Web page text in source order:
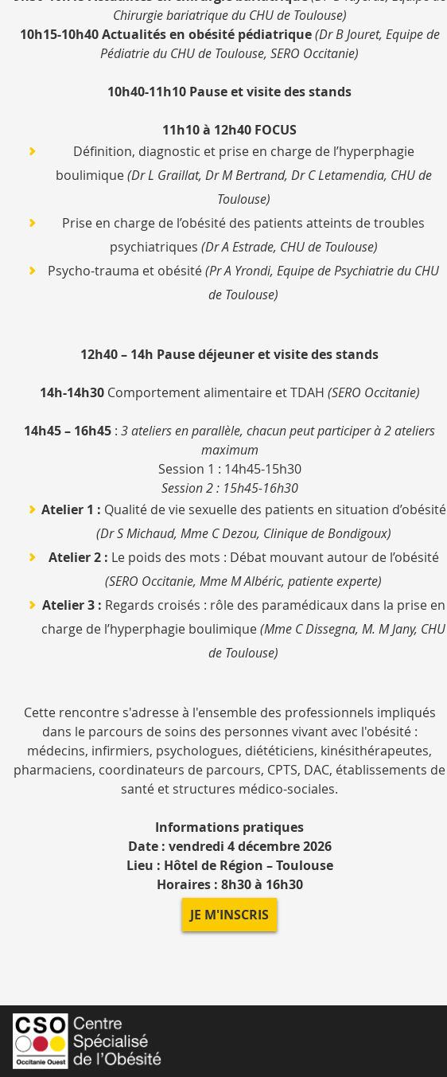
Chirurgie bariatrique du CHU de Toulouse)
10h15-10h40Actualités en obésité pédiatrique(Dr B Jouret, Equipe de
Pédiatrie du CHU de Toulouse, SERO Occitanie)
10h40-11h10 Pause et visite des stands
11h10 à 12h40 FOCUS
Définition, diagnostic et prise en charge de l’hyperphagie
boulimique(Dr L Graillat, Dr M Bertrand, Dr C Letamendia, CHU de
Toulouse)
Prise en charge de l’obésité des patients atteints de troubles
psychiatriques (Dr A Estrade, CHU de Toulouse)
Psycho-trauma et obésité(Pr A Yrondi, Equipe de Psychiatrie du CHU
de Toulouse)
12h40 – 14h Pause déjeuner et visite des stands
14h-14h30 Comportement alimentaire et TDAH (SERO Occitanie)
14h45 – 16h45 :3 ateliers en parallèle, chacun peut participer à 2 ateliers
maximum
Session 1 : 14h45-15h30
Session 2 : 15h45-16h30
Atelier 1 : Qualité de vie sexuelle des patients en situation d’obésité
(Dr S Michaud, Mme C Dezou, Clinique de Bondigoux)
Atelier 2 : Le poids des mots : Débat mouvant autour de l’obésité
(SERO Occitanie, Mme M Albéric, patiente experte)
Atelier 3 : Regards croisés : rôle des paramédicaux dans la prise en
charge de l’hyperphagie boulimique(Mme C Dissegna, M. M Jany, CHU
de Toulouse)
Cette rencontre s'adresse à l'ensemble des professionnels impliqués
dans le parcours de soins des personnes vivant avec l'obésité :
médecins, infirmiers, psychologues, diététiciens, kinésithérapeutes,
pharmaciens, coordinateurs de parcours, CPTS, DAC, établissements de
santé et structures médico-sociales.
Informations pratiques
Date : vendredi 4 décembre 2026
Lieu : Hôtel de Région – Toulouse
Horaires : 8h30 à 16h30
JE M'INSCRIS